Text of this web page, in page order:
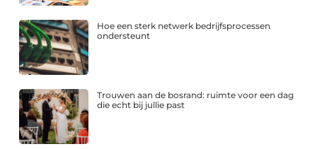
Hoe een sterk netwerk bedrijfsprocessen
ondersteunt
Trouwen aan de bosrand: ruimte voor een dag
die echt bij jullie past